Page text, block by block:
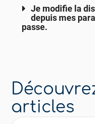
Je modifie la
depuis mes
passe.
articles